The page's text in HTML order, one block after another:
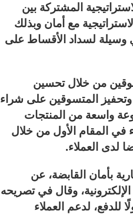
المشتركة بين
مع أمان وبذلك
وسيلة لسداد الأقساط على
من خلال تحسين
المتسوقين على شراء
واسعة من المنتجات
في المقام الأول من خلال
لدى العملاء.
بأمان القابضة، عن
وقال في تصريحه
لدعم العملاء